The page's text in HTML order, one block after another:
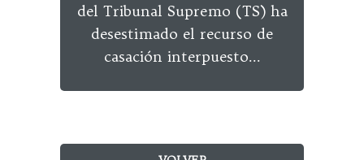
del Tribunal Supremo (TS) ha
desestimado el recurso de
casación interpuesto...